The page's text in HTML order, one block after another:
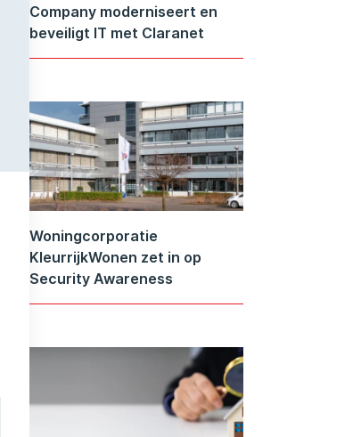
Company moderniseert en
beveiligt IT met Claranet
Woningcorporatie
KleurrijkWonen zet in op
Security Awareness